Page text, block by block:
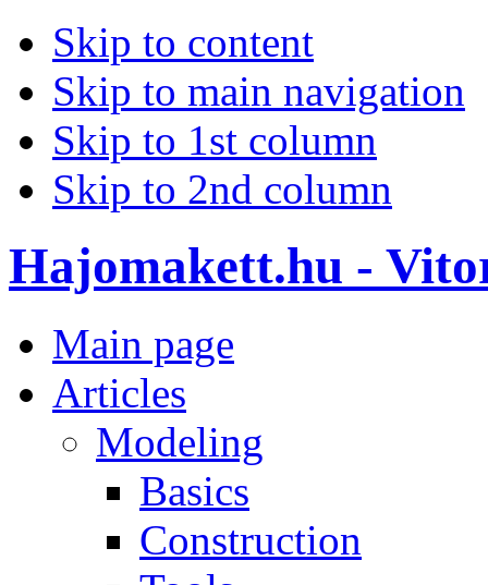
Skip to content
Skip to main navigation
Skip to 1st column
Skip to 2nd column
Hajomakett.hu -
Main page
Articles
Modeling
Basics
Construction